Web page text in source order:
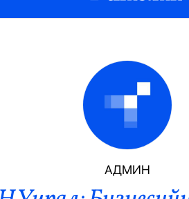
Гадаад Харилцаа
Элчин Сайд
Парламент
Засгийн Газар
АДМИН